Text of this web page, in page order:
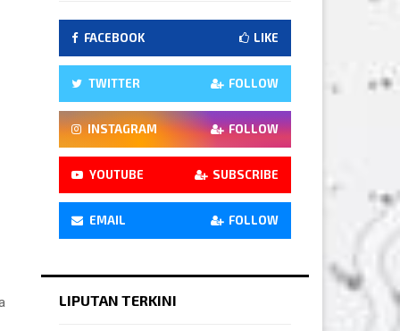
FACEBOOK LIKE
TWITTER FOLLOW
INSTAGRAM FOLLOW
YOUTUBE SUBSCRIBE
EMAIL FOLLOW
LIPUTAN TERKINI